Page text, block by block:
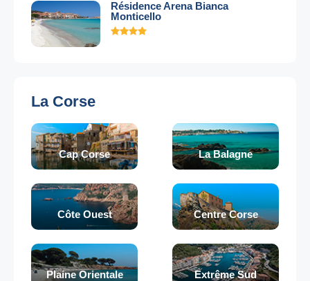
Résidence Arena Bianca
Monticello
La Corse
Cap Corse La Balagne
Côte Ouest Centre Corse
Plaine Orientale Extrême Sud